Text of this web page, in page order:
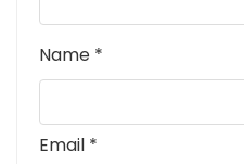
Name *
Email *